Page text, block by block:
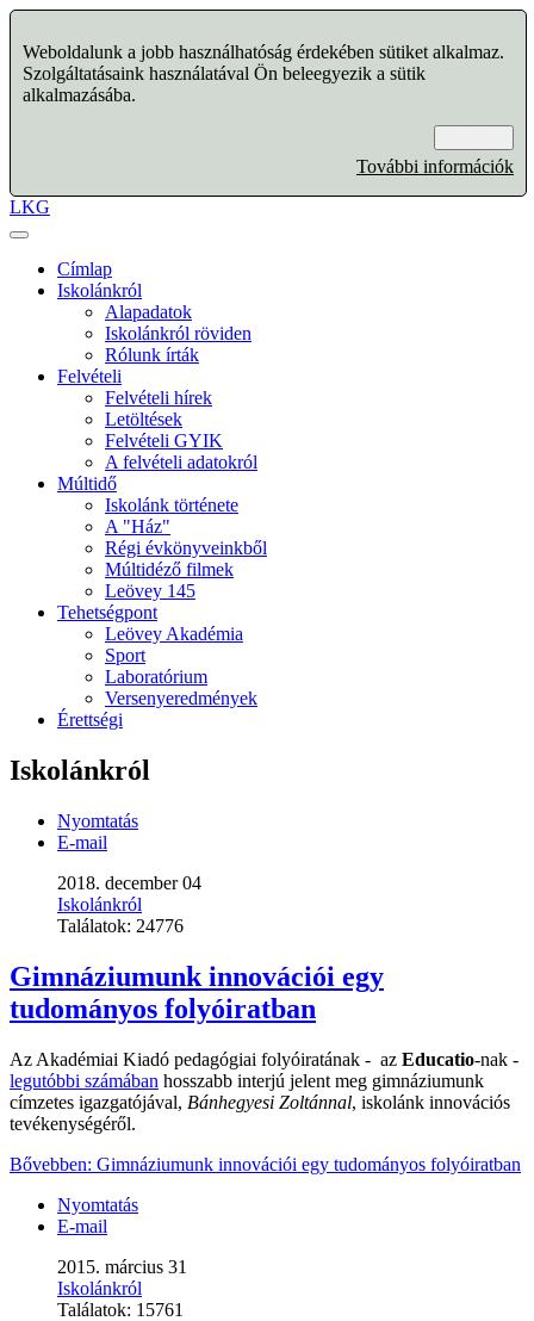
Weboldalunk a jobb használhatóság érdekében sütiket alkalmaz.
Szolgáltatásaink használatával Ön beleegyezik a sütik
alkalmazásába.
További információk
LKG
Címlap
Iskolánkról
Alapadatok
Iskolánkról röviden
Rólunk írták
Felvételi
Felvételi hírek
Letöltések
Felvételi GYIK
A felvételi adatokról
Múltidő
Iskolánk története
A "Ház"
Régi évkönyveinkből
Múltidéző filmek
Leövey 145
Tehetségpont
Leövey Akadémia
Sport
Laboratórium
Versenyeredmények
Érettségi
Iskolánkról
Nyomtatás
E-mail
2018. december 04
Iskolánkról
Találatok: 24776
Gimnáziumunk innovációi egy
tudományos folyóiratban
Az Akadémiai Kiadó pedagógiai folyóiratának - az Educatio-nak -
legutóbbi számában hosszabb interjú jelent meg gimnáziumunk
címzetes igazgatójával, Bánhegyesi Zoltánnal, iskolánk innovációs
tevékenységéről.
Bővebben: Gimnáziumunk innovációi egy tudományos folyóiratban
Nyomtatás
E-mail
2015. március 31
Iskolánkról
Találatok: 15761